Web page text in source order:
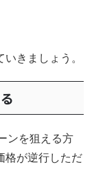
きましょう。
ンを狙える方
格が逆行しただ